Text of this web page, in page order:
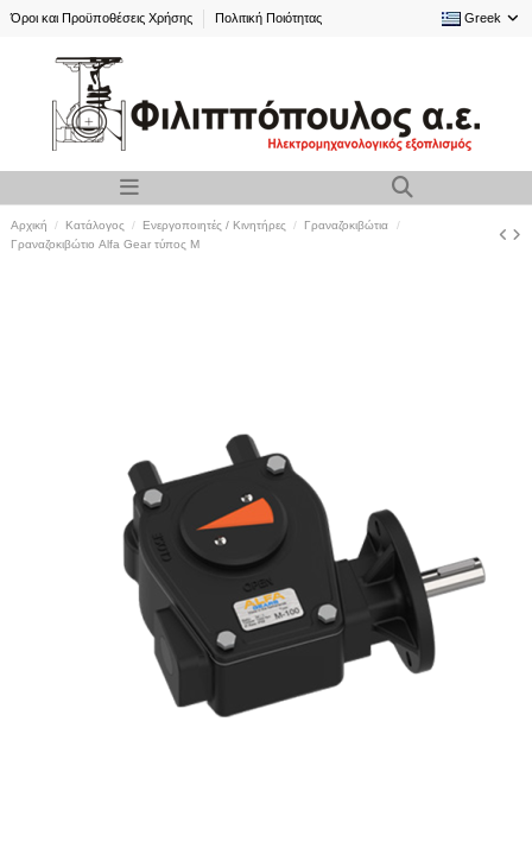
Όροι και Προϋποθέσεις Χρήσης Πολιτική Ποιότητας Greek
Αρχική Κατάλογος Ενεργοποιητές / Κινητήρες
Γραναζοκιβώτια
Γραναζοκιβώτιο Alfa Gear τύπος M